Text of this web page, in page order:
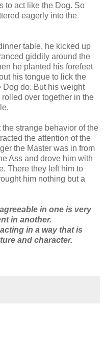
to act like the Dog. So
eagerly into the
table, he kicked up
giddily around the
he planted his forefeet
his tongue to lick the
Dog do. But his weight
over together in the
strange behavior of the
the attention of the
the Master was in from
Ass and drove him with
There they left him to
him nothing but a
in one is very
in another.
in a way that is
and character.